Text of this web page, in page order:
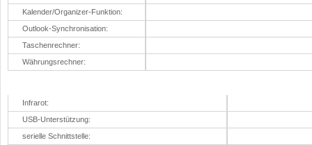
Kalender/Organizer-Funktion:
Outlook-Synchronisation:
Taschenrechner:
Währungsrechner:
Infrarot:
USB-Unterstützung:
serielle Schnittstelle: